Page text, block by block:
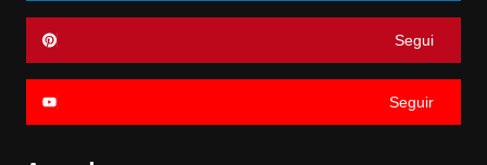
Segui
Seguir